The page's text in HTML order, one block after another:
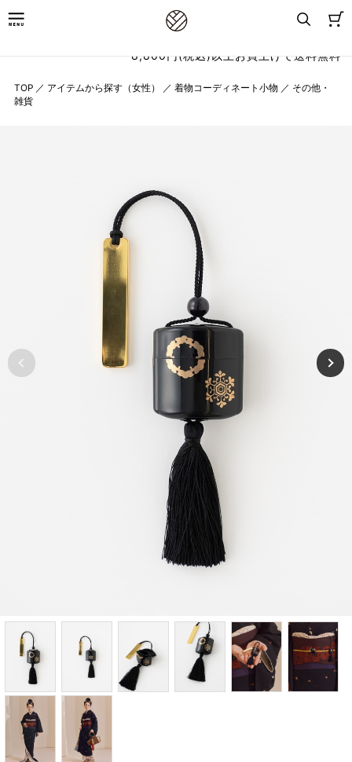
8,800円(税込)以上お買上げで送料無料
TOP ／ アイテムから探す（女性） ／ 着物コーディネート小物 ／ その他・
雑貨